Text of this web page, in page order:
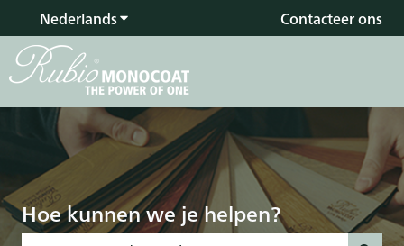
NederlandsSubmenu tonen voor vertalingen
Contacteer ons
Hoe kunnen we je helpen?